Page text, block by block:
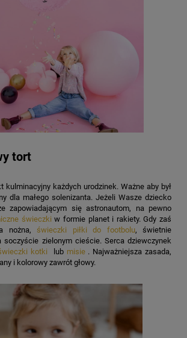
tort
kulminacyjny każdych urodzinek. Ważne aby był
dla małego solenizanta. Jeżeli Wasze dziecko
zapowiadającym się astronautom, na pewno
świeczki w formie planet i rakiety. Gdy zaś
nożna, świeczki piłki do footbolu, świetnie
soczyście zielonym cieście. Serca dziewczynek
kotki lub misie . Najważniejsza zasada,
i kolorowy zawrót głowy.